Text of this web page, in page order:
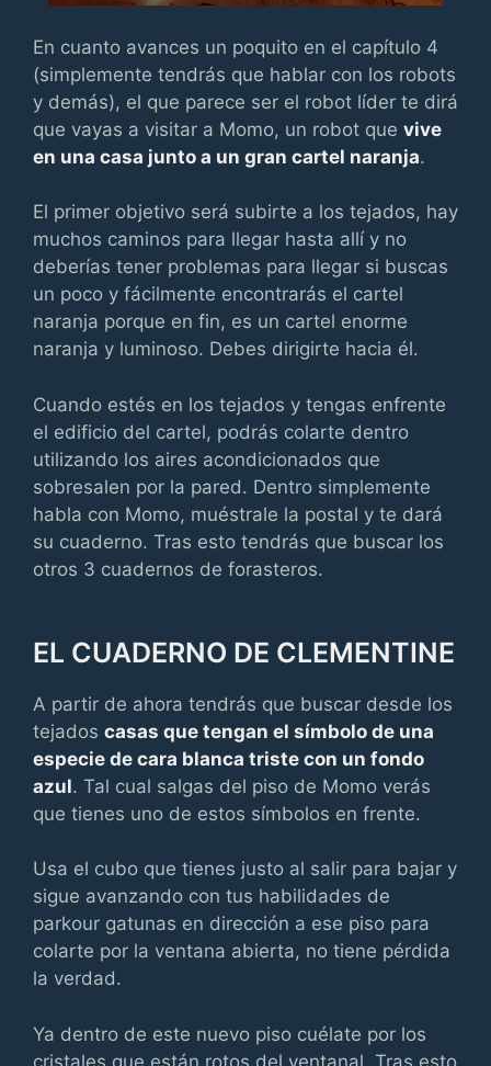
En cuanto avances un poquito en el capítulo 4
(simplemente tendrás que hablar con los robots
y demás), el que parece ser el robot líder te dirá
que vayas a visitar a Momo, un robot que vive
en una casa junto a un gran cartel naranja.
El primer objetivo será subirte a los tejados, hay
muchos caminos para llegar hasta allí y no
deberías tener problemas para llegar si buscas
un poco y fácilmente encontrarás el cartel
naranja porque en fin, es un cartel enorme
naranja y luminoso. Debes dirigirte hacia él.
Cuando estés en los tejados y tengas enfrente
el edificio del cartel, podrás colarte dentro
utilizando los aires acondicionados que
sobresalen por la pared. Dentro simplemente
habla con Momo, muéstrale la postal y te dará
su cuaderno. Tras esto tendrás que buscar los
otros 3 cuadernos de forasteros.
EL CUADERNO DE CLEMENTINE
A partir de ahora tendrás que buscar desde los
tejados casas que tengan el símbolo de una
especie de cara blanca triste con un fondo
azul. Tal cual salgas del piso de Momo verás
que tienes uno de estos símbolos en frente.
Usa el cubo que tienes justo al salir para bajar y
sigue avanzando con tus habilidades de
parkour gatunas en dirección a ese piso para
colarte por la ventana abierta, no tiene pérdida
la verdad.
Ya dentro de este nuevo piso cuélate por los
cristales que están rotos del ventanal. Tras esto